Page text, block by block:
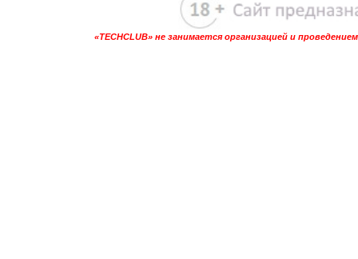
«TECHCLUB» не занимается организацией и